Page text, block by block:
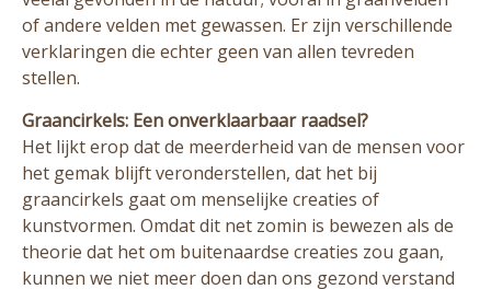
of andere velden met gewassen. Er zijn verschillende
verklaringen die echter geen van allen tevreden
stellen.
Graancirkels: Een onverklaarbaar raadsel?
Het lijkt erop dat de meerderheid van de mensen voor
het gemak blijft veronderstellen, dat het bij
graancirkels gaat om menselijke creaties of
kunstvormen. Omdat dit net zomin is bewezen als de
theorie dat het om buitenaardse creaties zou gaan,
kunnen we niet meer doen dan ons gezond verstand